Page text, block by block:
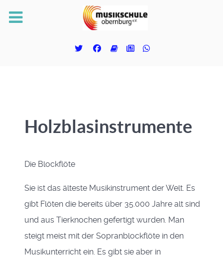
Holzblasinstrumente
Die Blockflöte
Sie ist das älteste Musikinstrument der Welt. Es
gibt Flöten die bereits über 35.000 Jahre alt sind
und aus Tierknochen gefertigt wurden. Man
steigt meist mit der Sopranblockflöte in den
Musikunterricht ein. Es gibt sie aber in